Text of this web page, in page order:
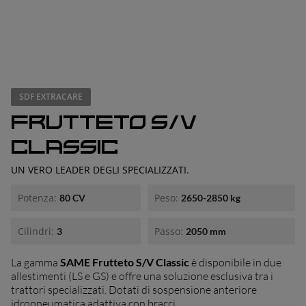
SDF EXTRACARE
FRUTTETO S/V
CLASSIC
UN VERO LEADER DEGLI SPECIALIZZATI.
Potenza: 80 CV Peso: 2650-2850 kg
Cilindri: 3 Passo: 2050 mm
La gamma SAME Frutteto S/V Classic è disponibile in due
allestimenti (LS e GS) e offre una soluzione esclusiva tra i
trattori specializzati. Dotati di sospensione anteriore
idropneumatica adattiva con bracci